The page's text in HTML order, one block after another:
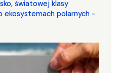
światowej klasy
ekosystemach polarnych -